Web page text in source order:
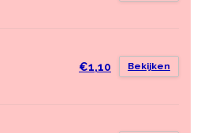
€1,10 Bekijken